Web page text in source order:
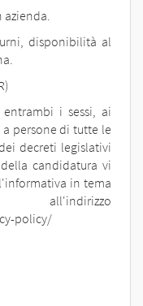
disponibilità al
i sessi, ai
persone di tutte le
decreti legislativi
candidatura vi
in tema
policy/